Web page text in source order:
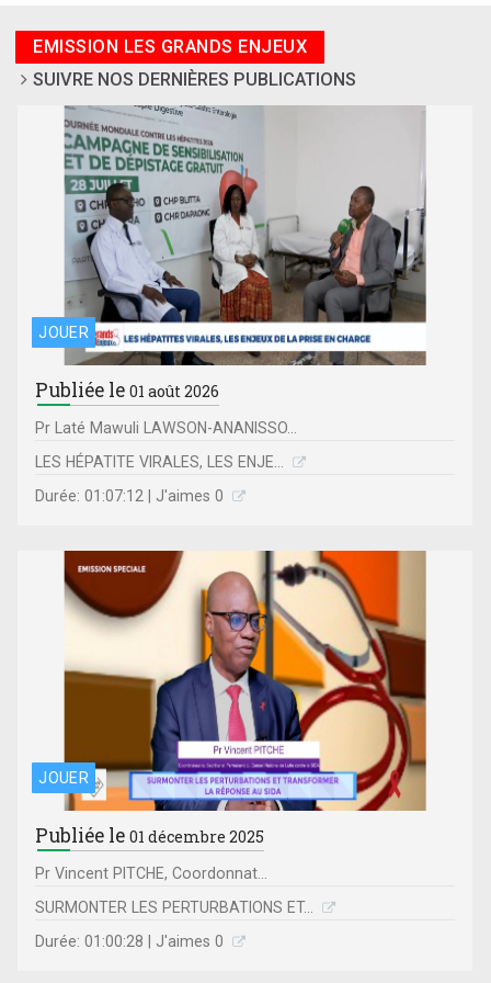
EMISSION LES GRANDS ENJEUX
SUIVRE NOS DERNIÈRES PUBLICATIONS
JOUER
Publiée le01 août 2026
Pr Laté Mawuli LAWSON-ANANISSO...
LES HÉPATITE VIRALES, LES ENJE...
Durée: 01:07:12 | J'aimes 0
JOUER
Publiée le01 décembre 2025
Pr Vincent PITCHE, Coordonnat...
SURMONTER LES PERTURBATIONS ET...
Durée: 01:00:28 | J'aimes 0